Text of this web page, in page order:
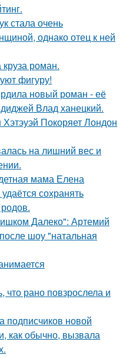
стала очень
однако отец к ней
роман.
фигуру!
новый роман - её
Влад ханецкий.
Покоряет Лондон
на лишний вес и
мама Елена
сохранять
Далеко": Артемий
шоу "натальная
что рано повзрослела и
подписчиков новой
как обычно, вызвала